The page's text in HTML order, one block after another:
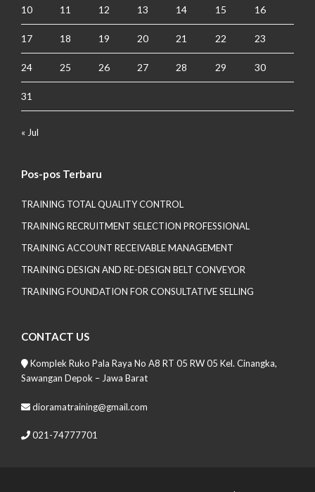
10 11 12 13 14 15 16
17 18 19 20 21 22 23
24 25 26 27 28 29 30
31
« Jul
Pos-pos Terbaru
TRAINING TOTAL QUALITY CONTROL
TRAINING RECRUITMENT SELECTION PROFESSIONAL
TRAINING ACCOUNT RECEIVABLE MANAGEMENT
TRAINING DESIGN AND RE-DESIGN BELT CONVEYOR
TRAINING FOUNDATION FOR CONSULTATIVE SELLING
CONTACT US
Komplek Ruko Pala Raya No A8 RT 05 RW 05 Kel. Cinangka,
Sawangan Depok – Jawa Barat
dioramatraining@gmail.com
021-74777701